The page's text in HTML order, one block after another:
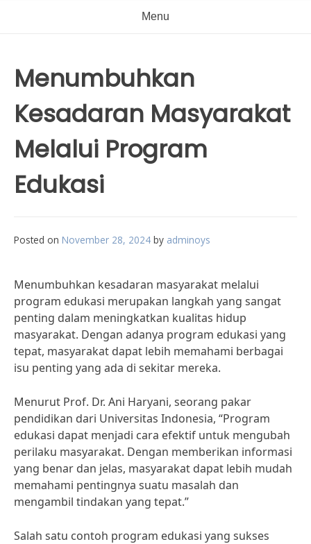
Menu
Menumbuhkan
Kesadaran Masyarakat
Melalui Program
Edukasi
Posted on November 28, 2024 by adminoys
Menumbuhkan kesadaran masyarakat melalui
program edukasi merupakan langkah yang sangat
penting dalam meningkatkan kualitas hidup
masyarakat. Dengan adanya program edukasi yang
tepat, masyarakat dapat lebih memahami berbagai
isu penting yang ada di sekitar mereka.
Menurut Prof. Dr. Ani Haryani, seorang pakar
pendidikan dari Universitas Indonesia, “Program
edukasi dapat menjadi cara efektif untuk mengubah
perilaku masyarakat. Dengan memberikan informasi
yang benar dan jelas, masyarakat dapat lebih mudah
memahami pentingnya suatu masalah dan
mengambil tindakan yang tepat.”
Salah satu contoh program edukasi yang sukses